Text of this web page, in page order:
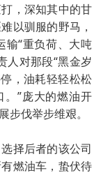
，深知其中的甘
以驯服的野马，
输“重负荷、大吨
人对那段“黑金岁
，油耗轻轻松松
”庞大的燃油开
伐举步维艰。
择后者的该公司
燃油车，蛰伏待